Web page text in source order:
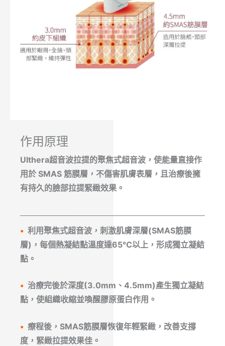
作用原理
Ulthera超音波拉提的聚焦式超音波，使能量直接作
用於 SMAS 筋膜層，不傷害肌膚表層，且治療後擁
有持久的臉部拉提緊緻效果。
• 利用聚焦式超音波，刺激肌膚深層(SMAS筋膜
層)，每個熱凝結點溫度達65℃以上，形成獨立凝結
點。
• 治療完後於深度(3.0mm、4.5mm)產生獨立凝結
點，使組織收縮並喚醒膠原蛋白作用。
• 療程後，SMAS筋膜層恢復年輕緊緻，改善支撐
度，緊緻拉提效果佳。